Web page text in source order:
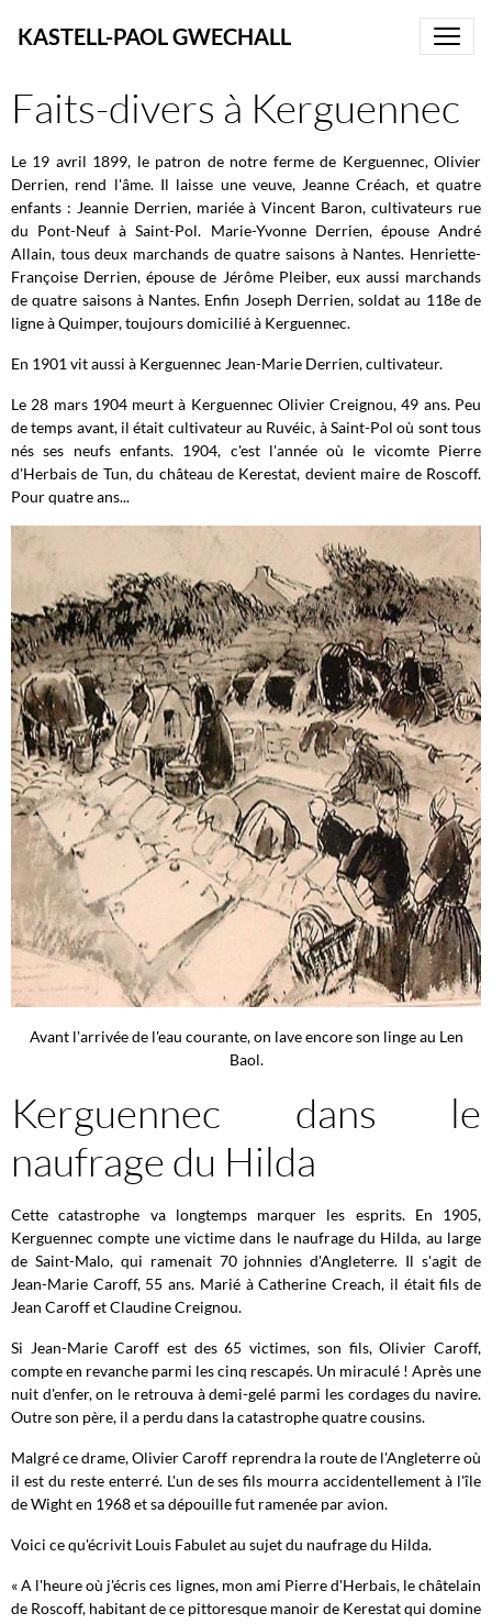
KASTELL-PAOL GWECHALL
Faits-divers à Kerguennec
Le 19 avril 1899, le patron de notre ferme de Kerguennec, Olivier
Derrien, rend l'âme. Il laisse une veuve, Jeanne Créach, et quatre
enfants : Jeannie Derrien, mariée à Vincent Baron, cultivateurs rue
du Pont-Neuf à Saint-Pol. Marie-Yvonne Derrien, épouse André
Allain, tous deux marchands de quatre saisons à Nantes. Henriette-
Françoise Derrien, épouse de Jérôme Pleiber, eux aussi marchands
de quatre saisons à Nantes. Enfin Joseph Derrien, soldat au 118e de
ligne à Quimper, toujours domicilié à Kerguennec.
En 1901 vit aussi à Kerguennec Jean-Marie Derrien, cultivateur.
Le 28 mars 1904 meurt à Kerguennec Olivier Creignou, 49 ans. Peu
de temps avant, il était cultivateur au Ruvéic, à Saint-Pol où sont tous
nés ses neufs enfants. 1904, c'est l'année où le vicomte Pierre
d'Herbais de Tun, du château de Kerestat, devient maire de Roscoff.
Pour quatre ans...
Avant l'arrivée de l'eau courante, on lave encore son linge au Len
Baol.
Kerguennec dans le
naufrage du Hilda
Cette catastrophe va longtemps marquer les esprits. En 1905,
Kerguennec compte une victime dans le naufrage du Hilda, au large
de Saint-Malo, qui ramenait 70 johnnies d'Angleterre. Il s'agit de
Jean-Marie Caroff, 55 ans. Marié à Catherine Creach, il était fils de
Jean Caroff et Claudine Creignou.
Si Jean-Marie Caroff est des 65 victimes, son fils, Olivier Caroff,
compte en revanche parmi les cinq rescapés. Un miraculé ! Après une
nuit d'enfer, on le retrouva à demi-gelé parmi les cordages du navire.
Outre son père, il a perdu dans la catastrophe quatre cousins.
Malgré ce drame, Olivier Caroff reprendra la route de l'Angleterre où
il est du reste enterré. L'un de ses fils mourra accidentellement à l'île
de Wight en 1968 et sa dépouille fut ramenée par avion.
Voici ce qu'écrivit Louis Fabulet au sujet du naufrage du Hilda.
« A l'heure où j'écris ces lignes, mon ami Pierre d'Herbais, le châtelain
de Roscoff, habitant de ce pittoresque manoir de Kerestat qui domine